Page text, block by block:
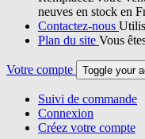
neuves en stock en
Contactez-nous
Plan du site Vous
Votre compte Toggle your
Suivi de commande
Connexion
Créez votre compte